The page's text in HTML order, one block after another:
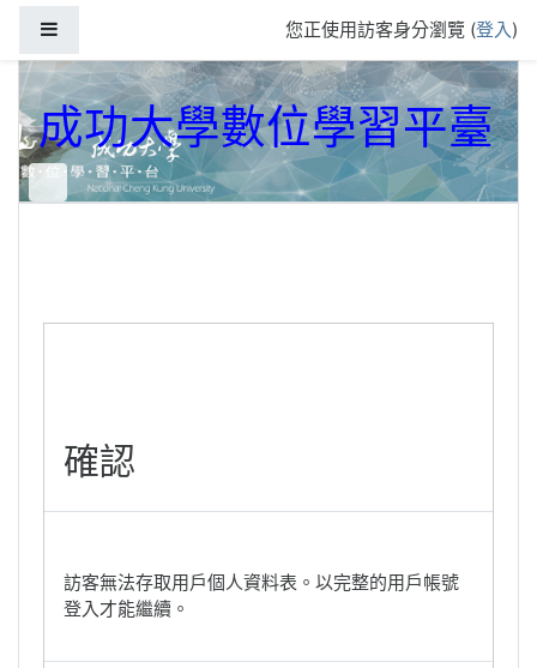
您正使用訪客身分瀏覽 (登入)
成功大學數位學習平臺
確認
訪客無法存取用戶個人資料表。以完整的用戶帳號
登入才能繼續。